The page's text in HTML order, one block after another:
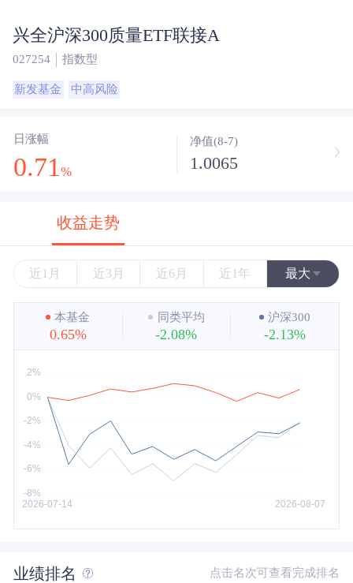
兴全沪深300质量ETF联接A
027254 指数型
新发基金 中高风险
日涨幅
0.71 %
净值(8-7)
1.0065
收益走势
近1月 近3月 近6月 近1年 最大
近3年
近5年
最大
本基金
0.65%
同类平均
-2.08%
沪深300
-2.13%
业绩排名 点击名次可查看完成排名